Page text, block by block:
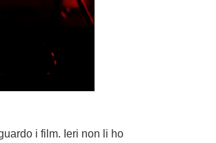
i film. Ieri non li ho